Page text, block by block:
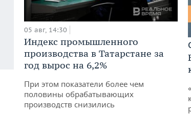
05 авг, 14:30
Индекс промышленного
производства в Татарстане за
год вырос на 6,2%
При этом показатели более чем
половины обрабатывающих
производств снизились